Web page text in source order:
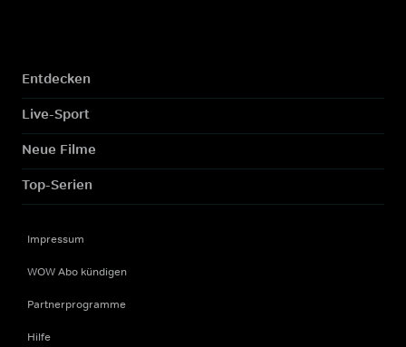
Entdecken
Live-Sport
Neue Filme
Top-Serien
Impressum
WOW Abo kündigen
Partnerprogramme
Hilfe